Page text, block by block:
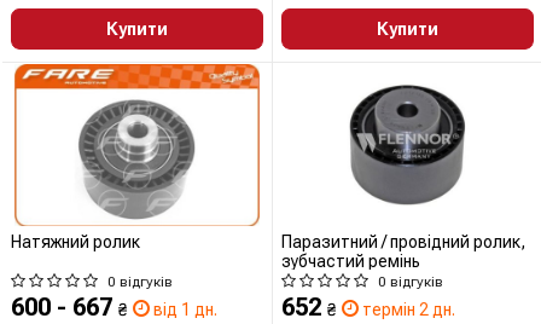
Купити Купити
Натяжний ролик
0 відгуків
600 - 667 ₴ від 1 дн.
Паразитний / провідний ролик,
зубчастий ремінь
0 відгуків
652 ₴ термін 2 дн.